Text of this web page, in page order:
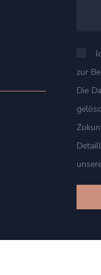
zur
Die